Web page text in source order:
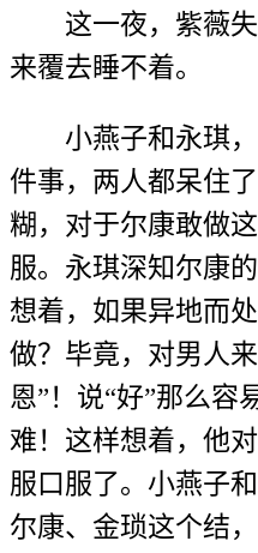
这一夜，紫薇
来覆去睡不着。
小燕子和永琪
件事，两人都呆住
糊，对于尔康敢做
服。永琪深知尔康
想着，如果异地而
做？毕竟，对男人
恩”！说“好”那么容
难！这样想着，他
服口服了。小燕子
尔康、金琐这个结